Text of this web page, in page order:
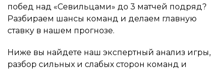
побед над «Севильцами» до 3 матчей подряд?
Разбираем шансы команд и делаем главную
ставку в нашем прогнозе.
Ниже вы найдете наш экспертный анализ игры,
разбор сильных и слабых сторон команд и